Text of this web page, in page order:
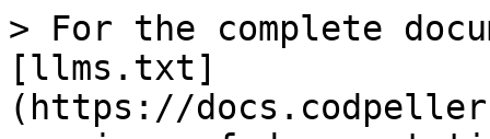
> For the complete
[llms.txt]
(https://